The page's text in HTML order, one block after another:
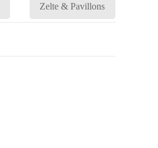
Zelte & Pavillons